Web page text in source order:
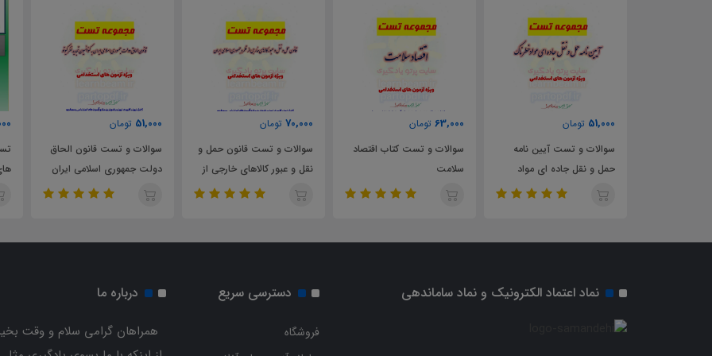
63,000 تومان
سوالات و تست کتاب اقتصاد
سلامت
70,000 تومان
سوالات و تست قانون حمل و
نقل و عبور كالاهای خارجی از
قلمرو جمهوری اسلامی ايران
51,000 تومان
سوالات و تست قانون الحاق
دولت جمهوری اسلامی ايران
به كنوانسیون تجديد نظر
57,000 تومان
تست سازمان ها و کنوانسیون
های گمرکی
نماد اعتماد الکترونیک و نماد ساماندهی دسترسی سریع
فروشگاه
درباره ما
همراهان گرامی سلام و وقت